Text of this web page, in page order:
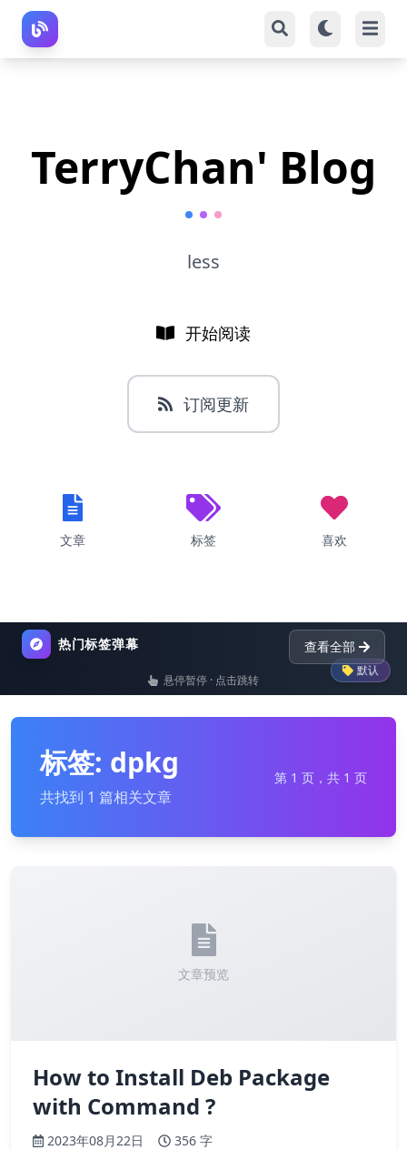
TerryChan' Blog
less
开始阅读
订阅更新
文章 标签 喜欢
热门标签弹幕 查看全部
默认
list nginx dictionary
悬停暂停 · 点击跳转
标签: dpkg
共找到 1 篇相关文章
第 1 页，共 1 页
文章预览
How to Install Deb Package
with Command ?
2023年08月22日 356 字